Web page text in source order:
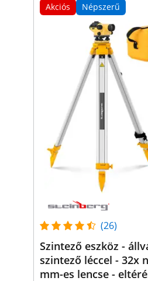
Akciós Népszerű
(26)
Szintező eszköz -
szintező léccel - 32x
mm-es lencse -